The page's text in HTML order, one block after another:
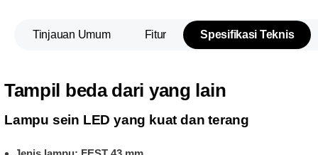
Tinjauan Umum Fitur Spesifikasi Teknis
Tampil beda dari yang lain
Lampu sein LED yang kuat dan terang